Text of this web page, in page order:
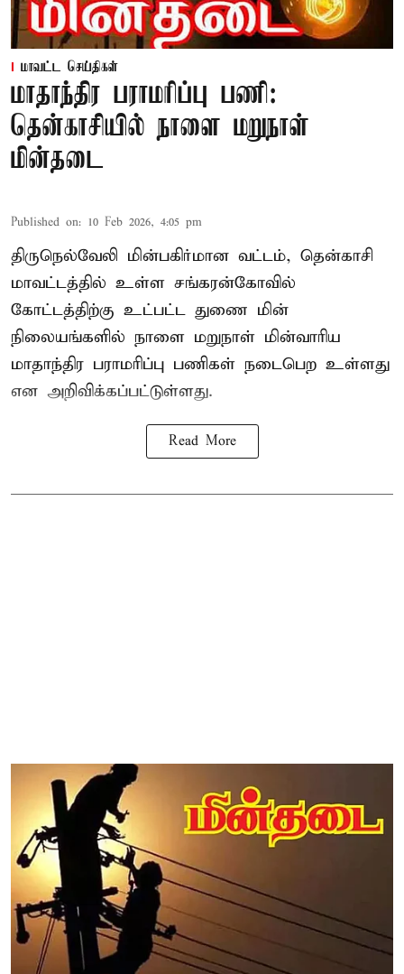
மாவட்ட செய்திகள்
மாதாந்திர பராமரிப்பு பணி:
தென்காசியில் நாளை மறுநாள்
மின்தடை
Published on: 10 Feb 2026, 4:05 pm
திருநெல்வேலி மின்பகிர்மான வட்டம், தென்காசி
மாவட்டத்தில் உள்ள சங்கரன்கோவில்
கோட்டத்திற்கு உட்பட்ட துணை மின்
நிலையங்களில் நாளை மறுநாள் மின்வாரிய
மாதாந்திர பராமரிப்பு பணிகள் நடைபெற உள்ளது
என அறிவிக்கப்பட்டுள்ளது.
Read More